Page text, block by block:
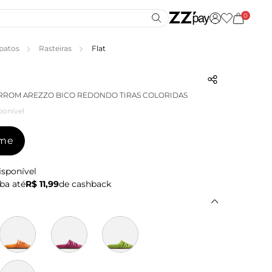
0
Rasteiras Flat
AREZZO BICO REDONDO TIRAS COLORIDAS
atéR$ 11,99de cashback